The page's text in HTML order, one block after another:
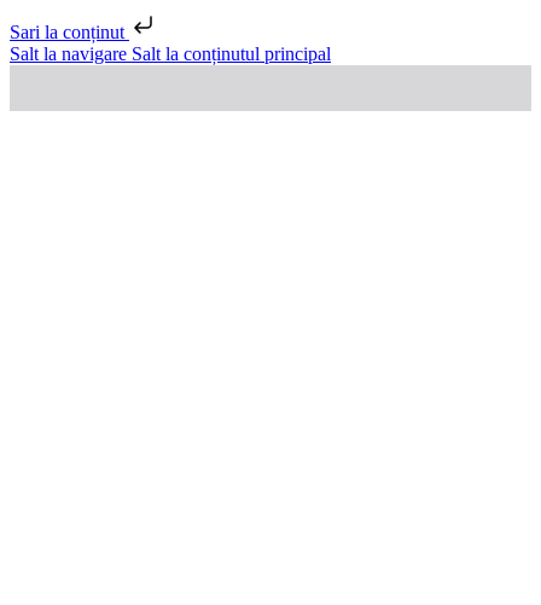
Sari la conținut
Salt la navigare Salt la conținutul principal